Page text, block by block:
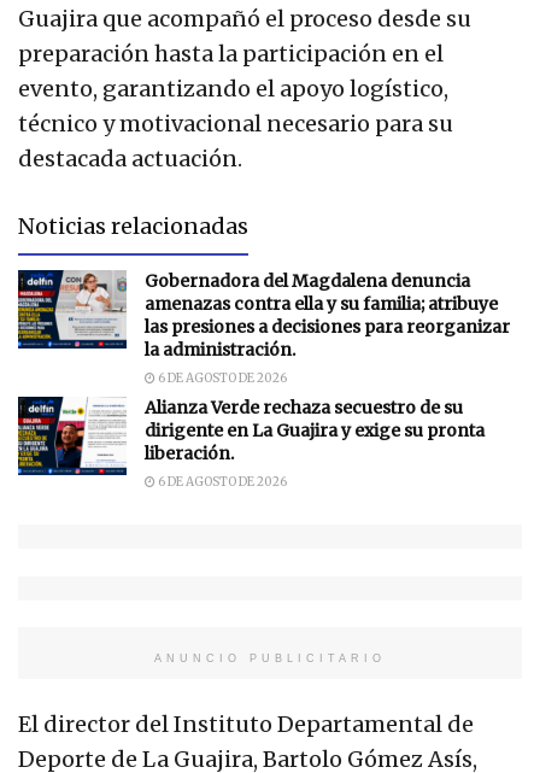
Guajira que acompañó el proceso desde su
preparación hasta la participación en el
evento, garantizando el apoyo logístico,
técnico y motivacional necesario para su
destacada actuación.
Noticias relacionadas
Gobernadora del Magdalena denuncia
amenazas contra ella y su familia; atribuye
las presiones a decisiones para reorganizar
la administración.
6 DE AGOSTO DE 2026
Alianza Verde rechaza secuestro de su
dirigente en La Guajira y exige su pronta
liberación.
6 DE AGOSTO DE 2026
ANUNCIO PUBLICITARIO
El director del Instituto Departamental de
Deporte de La Guajira, Bartolo Gómez Asís,